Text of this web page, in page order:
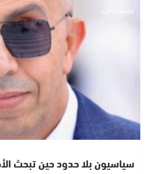
مستجدات
سياسيون بلا حدود حين تبحث